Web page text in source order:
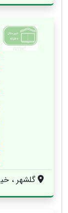
گلشهر ، خیابان درختی ، جنب جواهری روشن ، پلاک 35